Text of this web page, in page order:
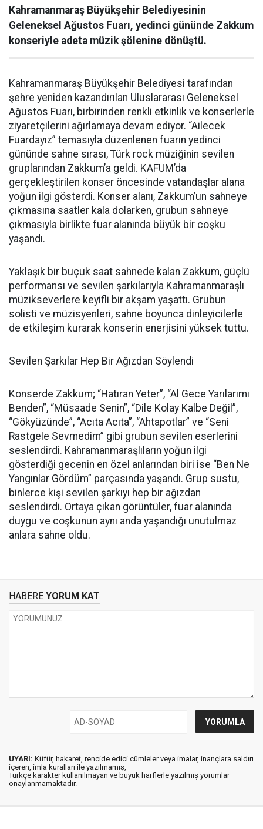
Kahramanmaraş Büyükşehir Belediyesinin
Geleneksel Ağustos Fuarı, yedinci gününde Zakkum
konseriyle adeta müzik şölenine dönüştü.
Kahramanmaraş Büyükşehir Belediyesi tarafından
şehre yeniden kazandırılan Uluslararası Geleneksel
Ağustos Fuarı, birbirinden renkli etkinlik ve konserlerle
ziyaretçilerini ağırlamaya devam ediyor. “Ailecek
Fuardayız” temasıyla düzenlenen fuarın yedinci
gününde sahne sırası, Türk rock müziğinin sevilen
gruplarından Zakkum’a geldi. KAFUM’da
gerçekleştirilen konser öncesinde vatandaşlar alana
yoğun ilgi gösterdi. Konser alanı, Zakkum’un sahneye
çıkmasına saatler kala dolarken, grubun sahneye
çıkmasıyla birlikte fuar alanında büyük bir coşku
yaşandı.
Yaklaşık bir buçuk saat sahnede kalan Zakkum, güçlü
performansı ve sevilen şarkılarıyla Kahramanmaraşlı
müzikseverlere keyifli bir akşam yaşattı. Grubun
solisti ve müzisyenleri, sahne boyunca dinleyicilerle
de etkileşim kurarak konserin enerjisini yüksek tuttu.
Sevilen Şarkılar Hep Bir Ağızdan Söylendi
Konserde Zakkum; “Hatıran Yeter”, “Al Gece Yarılarımı
Benden”, “Müsaade Senin”, “Dile Kolay Kalbe Değil”,
“Gökyüzünde”, “Acıta Acıta”, “Ahtapotlar” ve “Seni
Rastgele Sevmedim” gibi grubun sevilen eserlerini
seslendirdi. Kahramanmaraşlıların yoğun ilgi
gösterdiği gecenin en özel anlarından biri ise “Ben Ne
Yangınlar Gördüm” parçasında yaşandı. Grup sustu,
binlerce kişi sevilen şarkıyı hep bir ağızdan
seslendirdi. Ortaya çıkan görüntüler, fuar alanında
duygu ve coşkunun aynı anda yaşandığı unutulmaz
anlara sahne oldu.
HABERE YORUM KAT
UYARI: Küfür, hakaret, rencide edici cümleler veya imalar, inançlara saldırı
içeren, imla kuralları ile yazılmamış,
Türkçe karakter kullanılmayan ve büyük harflerle yazılmış yorumlar
onaylanmamaktadır.